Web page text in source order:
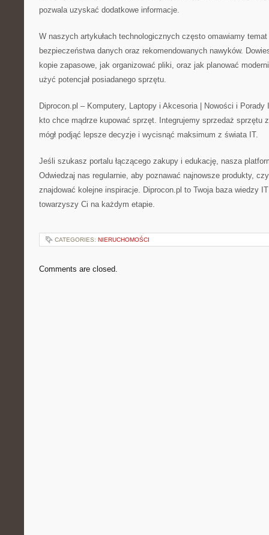
pozwala uzyskać dodatkowe informacje.
W naszych artykułach technologicznych często omawiamy
bezpieczeństwa danych oraz rekomendowanych nawyków.
kopie zapasowe, jak organizować pliki, oraz jak planować
użyć potencjał posiadanego sprzętu.
Diprocon.pl – Komputery, Laptopy i Akcesoria | Nowości i
kto chce mądrze kupować sprzęt. Integrujemy sprzedaż sprzętu
mógł podjąć lepsze decyzje i wycisnąć maksimum z świata IT.
Jeśli szukasz portalu łączącego zakupy i edukację, nasza
Odwiedzaj nas regularnie, aby poznawać najnowsze produkty,
znajdować kolejne inspiracje. Diprocon.pl to Twoja baza wiedzy
towarzyszy Ci na każdym etapie.
CATEGORIES: NIERUCHOMOŚCI
Comments are closed.